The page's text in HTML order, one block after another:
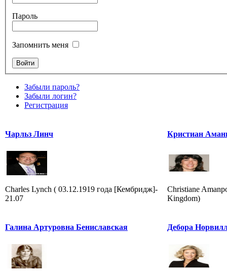
Пароль
Запомнить меня
Забыли пароль?
Забыли логин?
Регистрация
Чарльз Линч
Charles Lynch ( 03.12.1919 года [Кембридж]-
21.07
Кристиан
Christiane
Kingdom)
Галина Артуровна Бениславская Дебора